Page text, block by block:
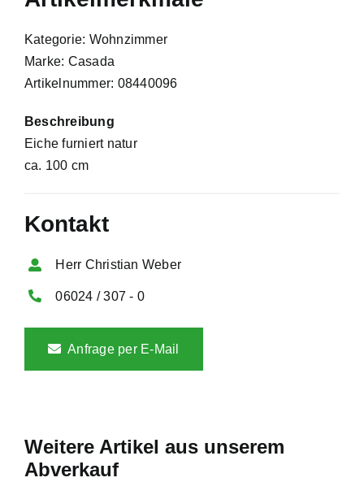
Kategorie: Wohnzimmer
Marke: Casada
Artikelnummer: 08440096
Beschreibung
Eiche furniert natur
ca. 100 cm
Kontakt
Herr Christian Weber
06024 / 307 - 0
Anfrage per E-Mail
Weitere Artikel aus unserem
Abverkauf